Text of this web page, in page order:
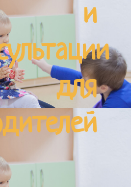
и
для